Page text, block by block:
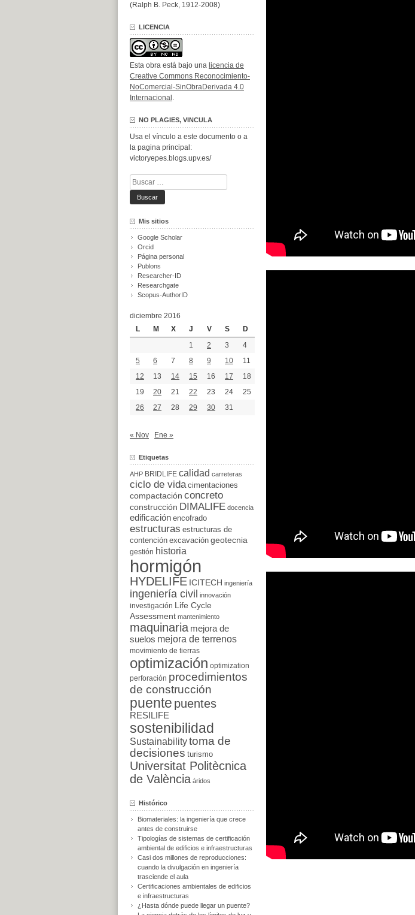
(Ralph B. Peck, 1912-2008)
LICENCIA
Esta obra está bajo una licencia de
Creative Commons Reconocimiento-
NoComercial-SinObraDerivada 4.0
Internacional .
NO PLAGIES, VINCULA
Usa el vínculo a este documento o a
la pagina principal:
victoryepes.blogs.upv.es/
Buscar:
Mis sitios
Google Scholar
Orcid
Página personal
Publons
Researcher-ID
Researchgate
Scopus-AuthorID
diciembre 2016
L
M X J V S
D
1
2 3
4
5
6 7 8 9 10
11
12
13 14 15 16 17
18
19
20 21 22 23 24
25
26
27 28 29 30 31
« Nov Ene »
Etiquetas
AHP BRIDLIFE calidad carreteras
ciclo de vida cimentaciones
compactación concreto
construcción DIMALIFE docencia
edificación encofrado
estructuras estructuras de
contención excavación geotecnia
gestión historia
hormigón
HYDELIFE ICITECH ingeniería
ingeniería civil innovación
investigación
Life Cycle
Assessment mantenimiento
maquinaria mejora de
suelos mejora de terrenos
movimiento de tierras
optimización optimization
perforación procedimientos
de construcción
puente puentes
RESILIFE
sostenibilidad
Sustainabilitytoma de
decisiones turismo
Universitat Politècnica
de València áridos
Histórico
Biomateriales: la ingeniería que crece
antes de construirse
Tipologías de sistemas de certificación
ambiental de edificios e infraestructuras
Casi dos millones de reproducciones:
cuando la divulgación en ingeniería
trasciende el aula
Certificaciones ambientales de edificios
e infraestructuras
¿Hasta dónde puede llegar un puente?